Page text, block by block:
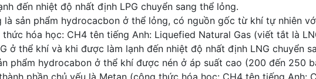
đến nhiệt độ nhất định LPG chuyển sang thể lỏng.
là sản phẩm hydrocacbon ở thể lỏng, có nguồn gốc từ khí tự nhiên
hóa học: CH4 tên tiếng Anh: Liquefied Natural Gas (viết tắt là
ở thể khí và khi được làm lạnh đến nhiệt độ nhất định LNG chuyển
phẩm hydrocabon ở thể khí được nén ở áp suất cao (200 đến 250
phần chủ yếu là Metan (công thức hóa học: CH4 tên tiếng Anh: